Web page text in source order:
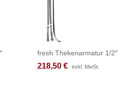
fresh Thekenarmatur 1/2″
218,50 € exkl. MwSt.
218,50 € exkl. MwSt.